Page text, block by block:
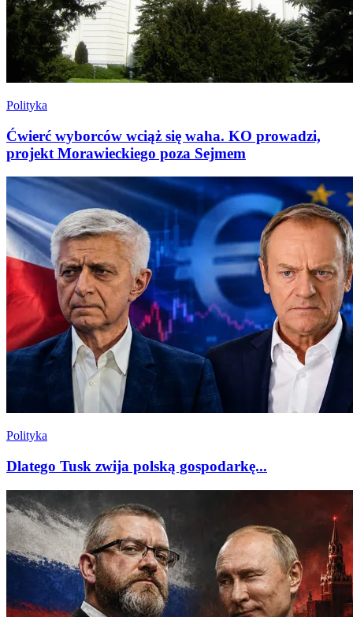
Polityka
Ćwierć wyborców wciąż się waha. KO prowadzi,
projekt Morawieckiego poza Sejmem
Polityka
Dlatego Tusk zwija polską gospodarkę...